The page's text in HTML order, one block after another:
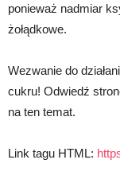
ponieważ nadmiar
żołądkowe.
Wezwanie do
cukru! Odwiedź
na ten temat.
Link tagu HTML: